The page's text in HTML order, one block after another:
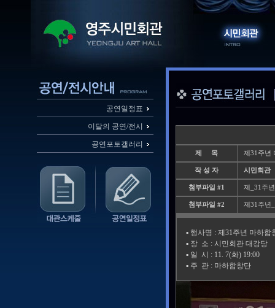
공연일정표
이달의 공연/전시
공연포토갤러리
제 목 제31주년
작 성 자 시민회관
첨부파일 #1 제_31주
첨부파일 #2 제31주년
▪️ 행사명 : 제31주년 마하합
▪️ 장 소 : 시민회관 대강당
▪️ 일 시 : 11. 7(화) 19:00
▪️ 주 관 : 마하합창단